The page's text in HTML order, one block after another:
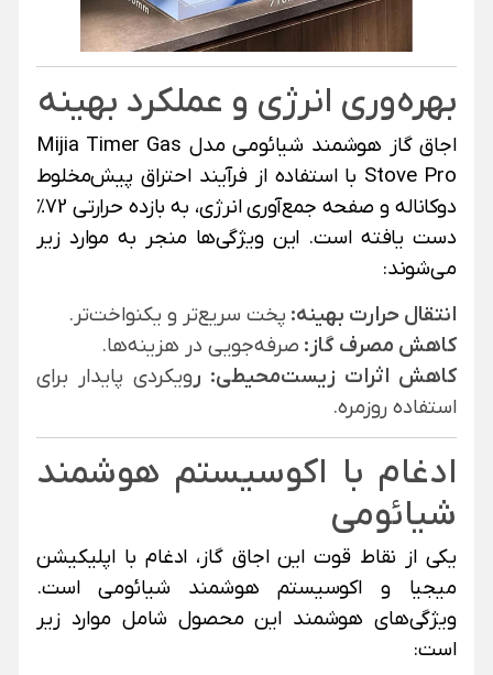
بهره‌وری انرژی و عملکرد بهینه
اجاق گاز هوشمند شیائومی مدل Mijia Timer Gas
Stove Pro با استفاده از فرآیند احتراق پیش‌مخلوط
دوکاناله و صفحه جمع‌آوری انرژی، به بازده حرارتی 72%
دست یافته است. این ویژگی‌ها منجر به موارد زیر
می‌شوند:
انتقال حرارت بهینه: پخت سریع‌تر و یکنواخت‌تر.
کاهش مصرف گاز: صرفه‌جویی در هزینه‌ها.
کاهش اثرات زیست‌محیطی: ر ویکردی پایدار برای
استفاده روزمره.
ادغام با اکوسیستم هوشمند
شیائومی
یکی از نقاط قوت این اجاق گاز، ادغام با اپلیکیشن
میجیا و اکوسیستم هوشمند شیائومی است.
ویژگی‌های هوشمند این محصول شامل موارد زیر
است: